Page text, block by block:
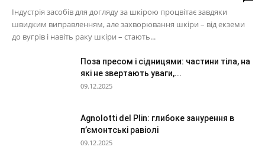
Індустрія засобів для догляду за шкірою процвітає завдяки
швидким виправленням, але захворювання шкіри – від екземи
до вугрів і навіть раку шкіри – стають...
Поза пресом і сідницями: частини тіла, на
які не звертають уваги,...
09.12.2025
Agnolotti del Plin: глибоке занурення в
п’ємонтські равіолі
09.12.2025